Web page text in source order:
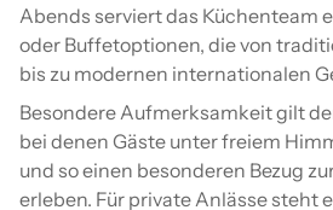
Abends serviert das Küchenteam
oder Buffetoptionen, die von
bis zu modernen internationalen
Besondere Aufmerksamkeit gilt
bei denen Gäste unter freiem
und so einen besonderen Bezug
erleben. Für private Anlässe steht